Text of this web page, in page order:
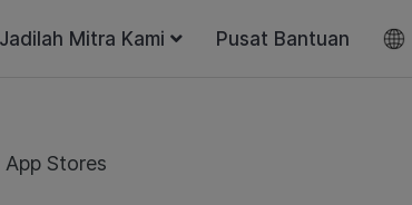
Jadilah Mitra Kami Pusat Bantuan
App Stores